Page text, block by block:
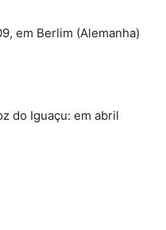
em Berlim (Alemanha)
do Iguaçu: em abril